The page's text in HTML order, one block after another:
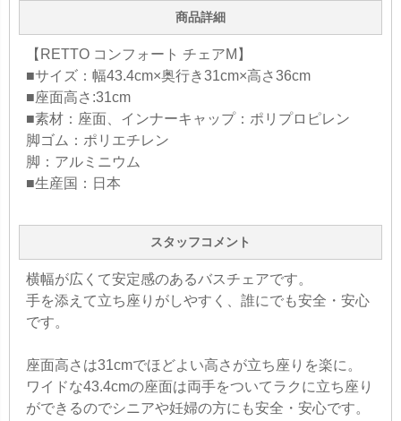
商品詳細
【RETTO コンフォート チェアM】
■サイズ：幅43.4cm×奥行き31cm×高さ36cm
■座面高さ:31cm
■素材：座面、インナーキャップ：ポリプロピレン
脚ゴム：ポリエチレン
脚：アルミニウム
■生産国：日本
スタッフコメント
横幅が広くて安定感のあるバスチェアです。
手を添えて立ち座りがしやすく、誰にでも安全・安心
です。
座面高さは31cmでほどよい高さが立ち座りを楽に。
ワイドな43.4cmの座面は両手をついてラクに立ち座り
ができるのでシニアや妊婦の方にも安全・安心です。